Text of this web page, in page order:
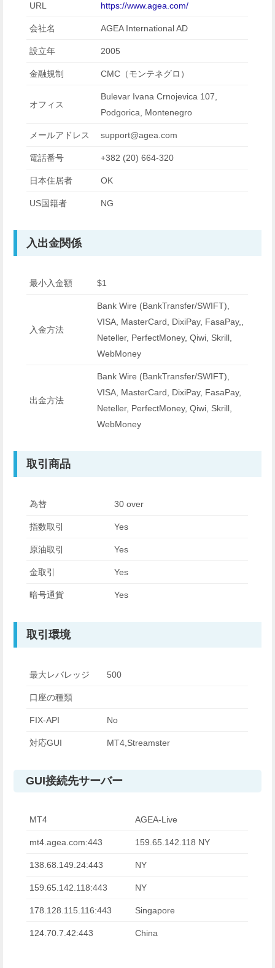
URL https://www.agea.com/
会社名 AGEA International AD
設立年 2005
金融規制 CMC（モンテネグロ）
オフィス
Bulevar Ivana Crnojevica 107,
Podgorica, Montenegro
メールアドレス support@agea.com
電話番号 +382 (20) 664-320
日本住居者 OK
US国籍者 NG
入出金関係
最小入金額 $1
入金方法
Bank Wire (BankTransfer/SWIFT),
VISA, MasterCard, DixiPay, FasaPay,,
Neteller, PerfectMoney, Qiwi, Skrill,
WebMoney
出金方法
Bank Wire (BankTransfer/SWIFT),
VISA, MasterCard, DixiPay, FasaPay,
Neteller, PerfectMoney, Qiwi, Skrill,
WebMoney
取引商品
為替 30 over
指数取引 Yes
原油取引 Yes
金取引 Yes
暗号通貨 Yes
取引環境
最大レバレッジ 500
口座の種類
FIX-API No
対応GUI MT4,Streamster
GUI接続先サーバー
MT4 AGEA-Live
mt4.agea.com:443 159.65.142.118 NY
138.68.149.24:443 NY
159.65.142.118:443 NY
178.128.115.116:443 Singapore
124.70.7.42:443 China